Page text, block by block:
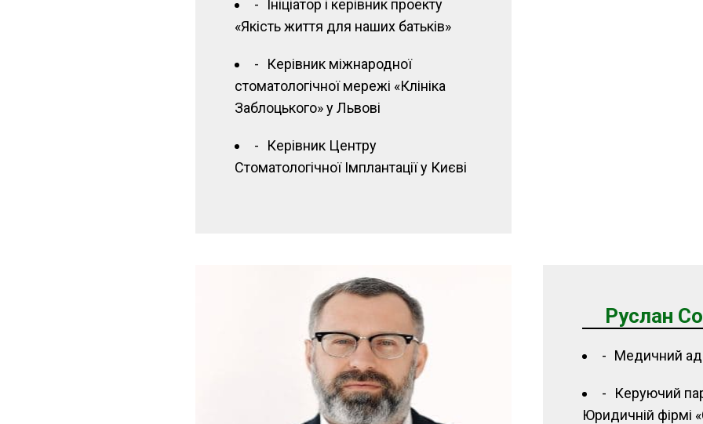
Ініціатор і керівник проекту
«Якість життя для наших батьків»
Керівник міжнародної
стоматологічної мережі «Клініка
Заблоцького» у Львові
Керівник Центру
Стоматологічної Імплантації у Києві
Руслан
Медичний
Керуючий
Юридичній фірмі